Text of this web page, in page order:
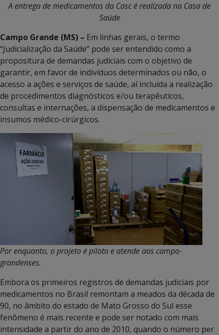
A entrega de medicamentos da Casc é realizada na Casa de
Saúde
Campo Grande (MS) – Em linhas gerais, o termo
“Judicialização da Saúde” pode ser entendido como a
propositura de demandas judiciais com o objetivo de
garantir, em favor de indivíduos determinados ou não, o
acesso a ações e serviços de saúde, aí incluída a realização
de procedimentos diagnósticos e/ou terapêuticos,
consultas e internações, a dispensação de medicamentos e
insumos médico-cirúrgicos.
Por enquanto, o projeto é piloto e atende aos campo-
grandenses.
Embora os primeiros registros de demandas judiciais por
medicamentos no Brasil remontam a meados da década de
90, no âmbito do estado de Mato Grosso do Sul esse
fenômeno é mais recente e pode ser notado com mais
intensidade a partir do ano de 2010, quando o número per